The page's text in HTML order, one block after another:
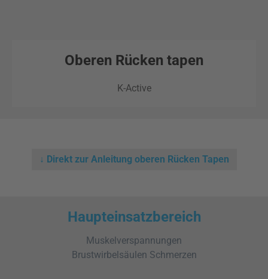
Oberen Rücken tapen
K-Active
↓ Direkt zur Anleitung oberen Rücken Tapen
Haupteinsatzbereich
Muskelverspannungen
Brustwirbelsäulen Schmerzen